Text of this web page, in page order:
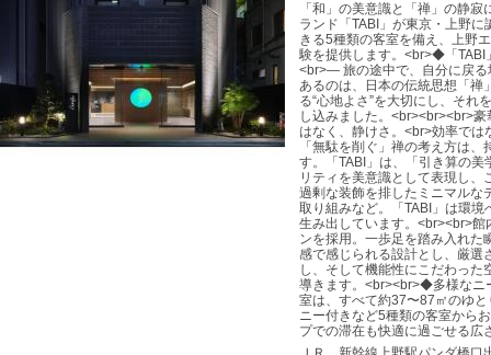
「和」の美意識と「禅」の静
ランド「TABI」が東京・上野
きる5種類の客室を備え、上野
験を提供します。<br>◆「TABI
<br>― 旅の途中で、自分に戻
あるのは、日本の伝統思想「禅
る“心地よさ”を大切にし、それ
し込みました。<br><br><br>
はなく、静けさ。<br>効率で
「無駄を削ぐ」禅の考え方は
す。「TABI」は、「引き算の
リティを美意識として表現し
過剰な装飾を排したミニマルな
取り組みなど。「TABI」は環
生み出しています。<br><br>
ンを採用。一歩足を踏み入れた
感で感じられる設計とし、厳選
し、そして機能性にこだわっ
導きます。<br><br>◆多様なニ
室は、すべて約37〜87㎡のゆ
ニー付きなど5種類の客室から
プでの滞在も快適に過ごせる広